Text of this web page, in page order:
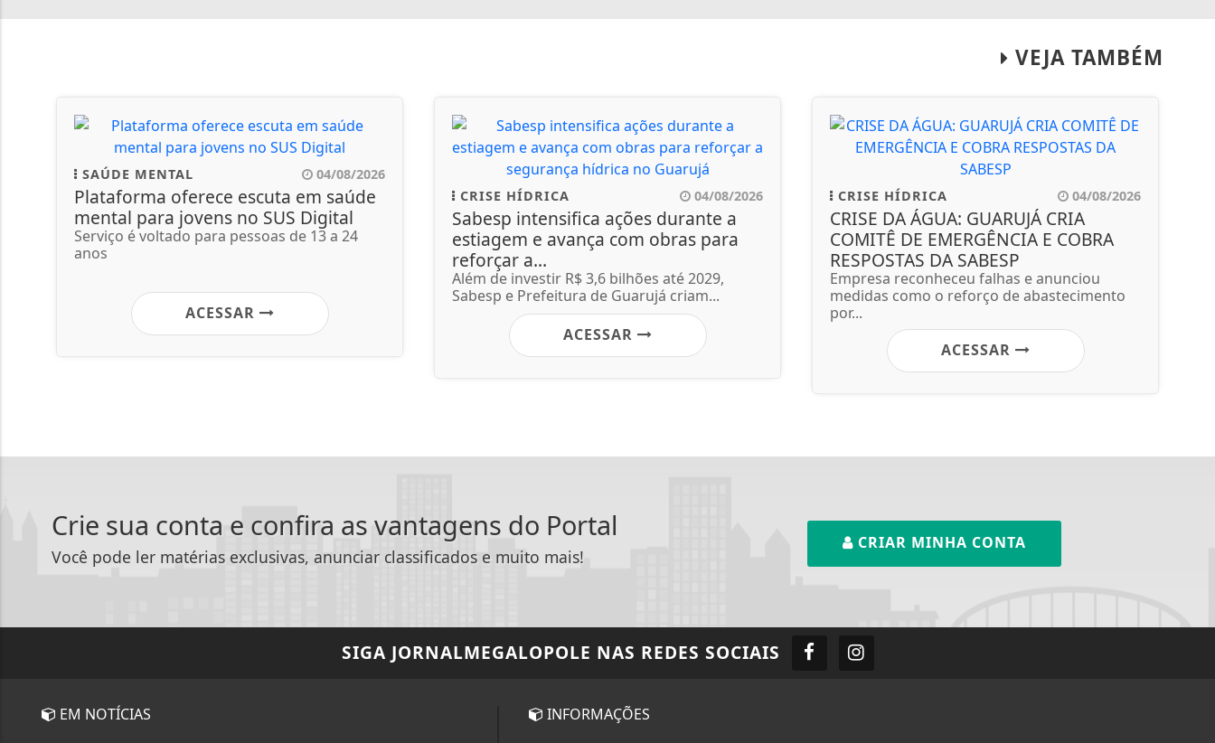
VEJA TAMBÉM
SAÚDE MENTAL 04/08/2026
Plataforma oferece escuta em saúde
mental para jovens no SUS Digital
Serviço é voltado para pessoas de 13 a 24
anos
ACESSAR
CRISE HÍDRICA 04/08/2026
Sabesp intensifica ações durante a
estiagem e avança com obras para
reforçar a...
Além de investir R$ 3,6 bilhões até 2029,
Sabesp e Prefeitura de Guarujá criam...
ACESSAR
CRISE HÍDRICA 04/08/2026
CRISE DA ÁGUA: GUARUJÁ CRIA
COMITÊ DE EMERGÊNCIA E COBRA
RESPOSTAS DA SABESP
Empresa reconheceu falhas e anunciou
medidas como o reforço de abastecimento
por...
ACESSAR
Crie sua conta e confira as vantagens do Portal
Você pode ler matérias exclusivas, anunciar classificados e muito mais!
CRIAR MINHA CONTA
SIGA JORNALMEGALOPOLE NAS REDES SOCIAIS
EM NOTÍCIAS INFORMAÇÕES